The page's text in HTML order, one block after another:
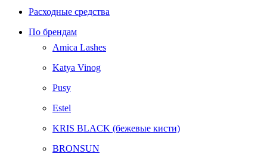
Расходные средства
По брендам
Amica Lashes
Katya Vinog
Pusy
Estel
KRIS BLACK (бежевые кисти)
BRONSUN